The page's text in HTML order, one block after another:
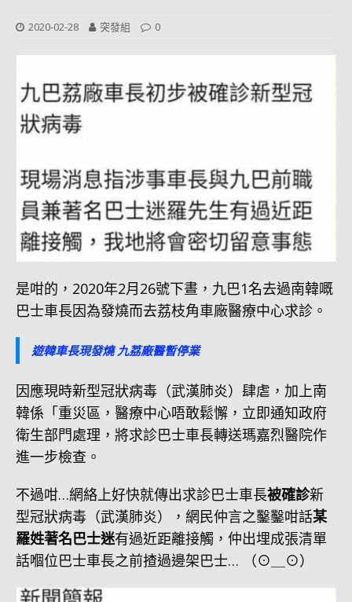
2020-02-28 突發組 0
是咁的，2020年2月26號下晝，九巴1名去過南韓嘅
巴士車長因為發燒而去荔枝角車廠醫療中心求診。
遊韓車長現發燒 九荔廠醫暫停業
因應現時新型冠狀病毒（武漢肺炎）肆虐，加上南
韓係「重災區，醫療中心唔敢鬆懈，立即通知政府
衛生部門處理，將求診巴士車長轉送瑪嘉烈醫院作
進一步檢查。
不過咁…網絡上好快就傳出求診巴士車長被確診新
型冠狀病毒（武漢肺炎），網民仲言之鑿鑿咁話某
羅姓著名巴士迷有過近距離接觸，仲出埋成張清單
話嗰位巴士車長之前揸過邊架巴士… （⊙＿⊙）